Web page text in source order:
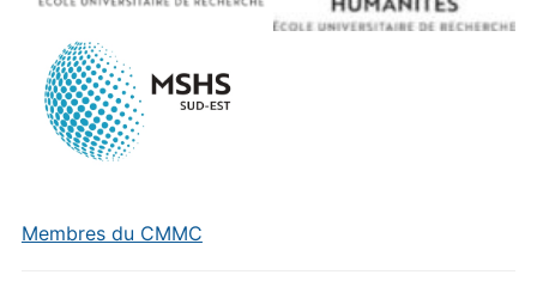
Membres du CMMC